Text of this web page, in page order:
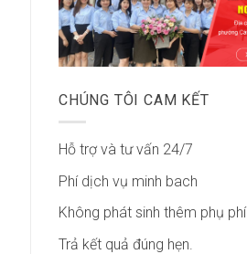
CHÚNG TÔI CAM KẾT
Hỗ trợ và tư vấn 24/7
Phí dịch vụ minh bach
Không phát sinh thêm phụ phí
Trả kết quả đúng hẹn.